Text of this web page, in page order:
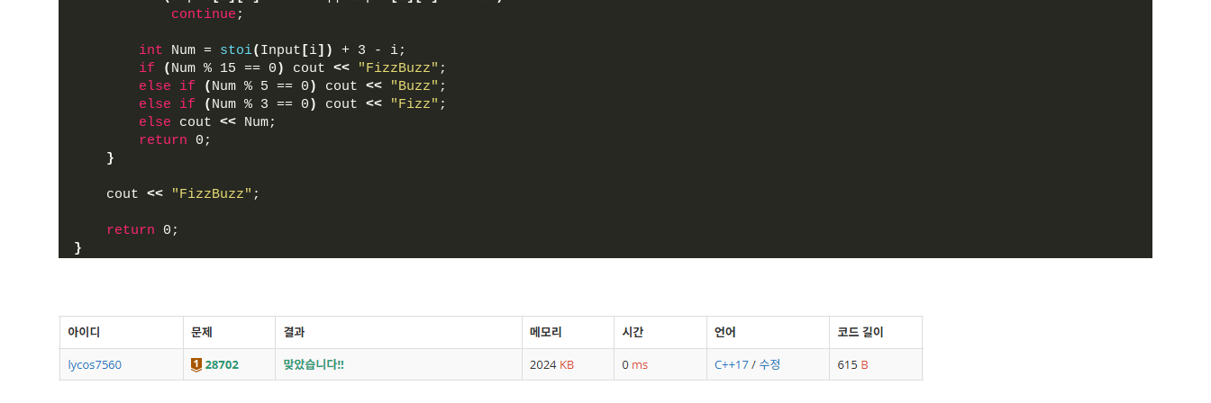
continue ;
int Num = stoi( Input [i])
+ 3 - i;
if
( Num % 15 == 0 ) cout << "FizzBuzz" ;
else
if ( Num % 5 == 0 ) cout << "Buzz" ;
else
if ( Num % 3 == 0 ) cout << "Fizz" ;
else cout << Num;
return 0;
}
    cout
<< "FizzBuzz" ;
return 0;
}